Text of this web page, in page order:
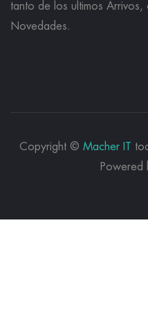
tanto de los ultimos
Novedades.
Copyright © Macher IT
Powered